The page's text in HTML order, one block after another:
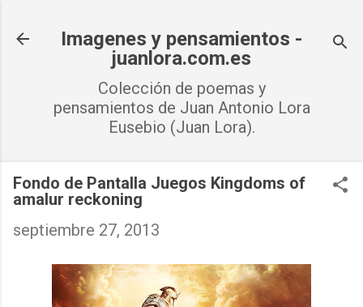
Imagenes y pensamientos -
juanlora.com.es
Colección de poemas y
pensamientos de Juan Antonio Lora
Eusebio (Juan Lora).
Fondo de Pantalla Juegos Kingdoms of
amalur reckoning
septiembre 27, 2013